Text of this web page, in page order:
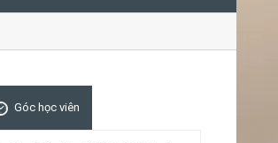
Góc học viên